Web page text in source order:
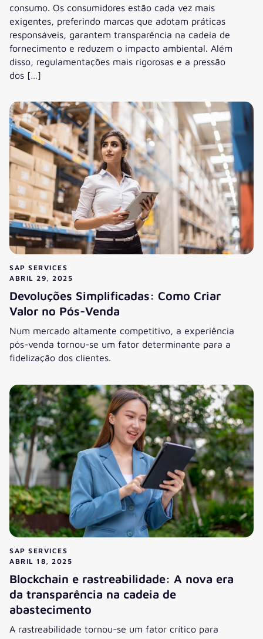
consumo. Os consumidores estão cada vez mais
exigentes, preferindo marcas que adotam práticas
responsáveis, garantem transparência na cadeia de
fornecimento e reduzem o impacto ambiental. Além
disso, regulamentações mais rigorosas e a pressão
dos […]
SAP SERVICES
ABRIL 29, 2025
Devoluções Simplificadas: Como Criar
Valor no Pós-Venda
Num mercado altamente competitivo, a experiência
pós-venda tornou-se um fator determinante para a
fidelização dos clientes.
SAP SERVICES
ABRIL 18, 2025
Blockchain e rastreabilidade: A nova era
da transparência na cadeia de
abastecimento
A rastreabilidade tornou-se um fator crítico para